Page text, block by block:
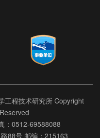
工程技术研究所 Copyright
：0512-69588088
88号 邮编：215163